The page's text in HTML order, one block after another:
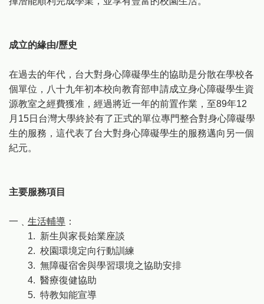
成立的緣由/歷史
在過去的年代，台大對身心障礙學生的協助是分散在學校各
個單位，八十九年初本校向教育部申請成立身心障礙學生資
源教室之經費獲准，經過將近一年的前置作業，至89年12
月15日台灣大學終於有了正式的單位專門整合對身心障礙學
生的服務，這代表了台大對身心障礙學生的服務邁向另一個
紀元。
主要服務項目
一﹑ 生活輔導 ：
1. 新生與家長始業座談
2. 校園環境定向行動訓練
3. 無障礙宿舍與學習環境之協助安排
4. 醫療復健協助
5. 特教知能宣導